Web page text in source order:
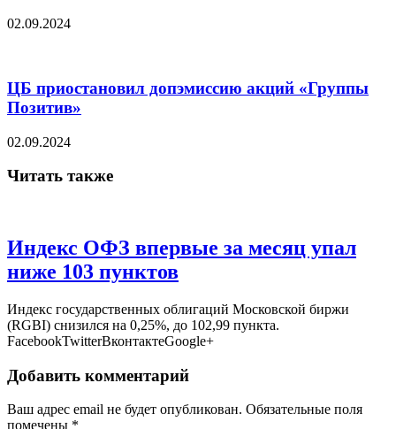
02.09.2024
ЦБ приостановил допэмиссию акций «Группы
Позитив»
02.09.2024
Читать также
Индекс ОФЗ впервые за месяц упал
ниже 103 пунктов
Индекс государственных облигаций Московской биржи
(RGBI) снизился на 0,25%, до 102,99 пункта.
FacebookTwitterВконтактеGoogle+
Добавить комментарий
Ваш адрес email не будет опубликован. Обязательные поля
помечены *